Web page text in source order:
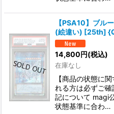
【PSA10】ブル
(絵違い) [25th]
14,800円(税込)
在庫なし
【商品の状態に
れる方は必ずご
記について magi
状態基準に合わ…